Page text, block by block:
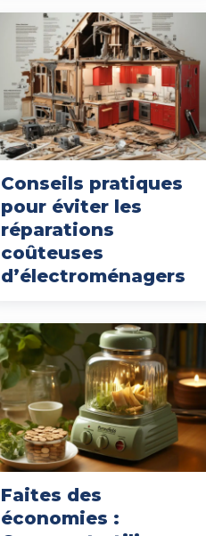
Conseils pratiques
pour éviter les
réparations
coûteuses
d’électroménagers
Faites des
économies :